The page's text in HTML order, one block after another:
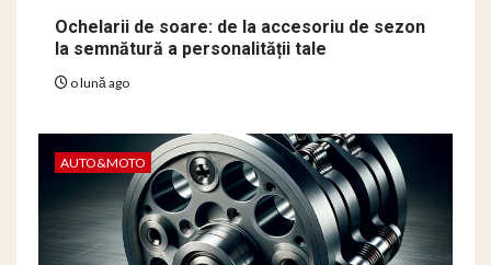
Ochelarii de soare: de la accesoriu de sezon
la semnătură a personalității tale
o lună ago
AUTO&MOTO